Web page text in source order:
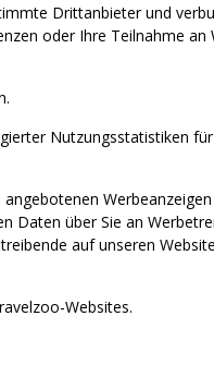
Drittanbieter und
oder Ihre Teilnahme an
Nutzungsstatistiken
Daten über Sie an
auf unseren
Websites.